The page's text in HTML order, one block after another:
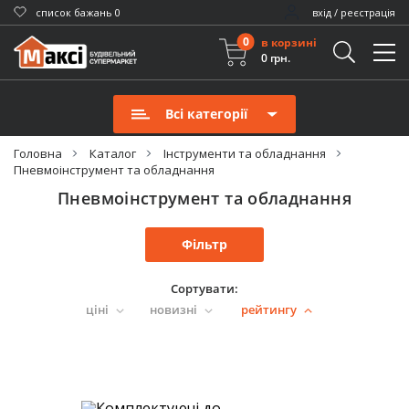
cписок бажань 0 вхід / реєстрація
0
в корзині
0 грн.
Всі категорії
Головна Каталог
Інструменти та обладнання
Пневмоінструмент та обладнання
Пневмоінструмент та обладнання
Фільтр
Сортувати:
ціні
новизні рейтингу